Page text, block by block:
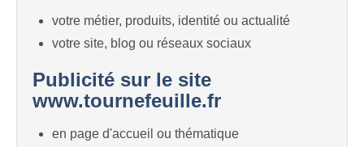
votre métier, produits, identité ou actualité
votre site, blog ou réseaux sociaux
Publicité sur le site
www.tournefeuille.fr
en page d'accueil ou thématique